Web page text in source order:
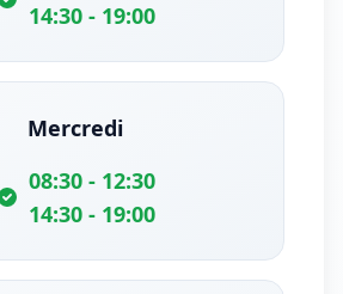
14:30 - 19:00
Mercredi
08:30 - 12:30
14:30 - 19:00